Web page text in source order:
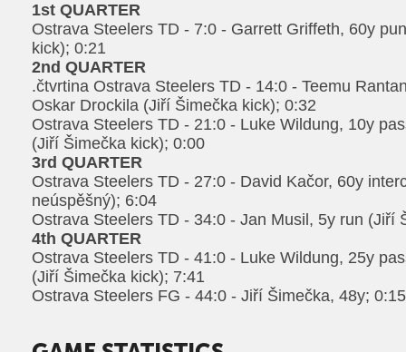
1st QUARTER
Ostrava Steelers TD - 7:0 - Garrett Griffeth, 60y
kick); 0:21
2nd QUARTER
.čtvrtina Ostrava Steelers TD - 14:0 - Teemu
Oskar Drockila (Jiří Šimečka kick); 0:32
Ostrava Steelers TD - 21:0 - Luke Wildung, 10y
(Jiří Šimečka kick); 0:00
3rd QUARTER
Ostrava Steelers TD - 27:0 - David Kačor, 60y
neúspěšný); 6:04
Ostrava Steelers TD - 34:0 - Jan Musil, 5y run (Jiří
4th QUARTER
Ostrava Steelers TD - 41:0 - Luke Wildung, 25y
(Jiří Šimečka kick); 7:41
Ostrava Steelers FG - 44:0 - Jiří Šimečka, 48y; 0:15